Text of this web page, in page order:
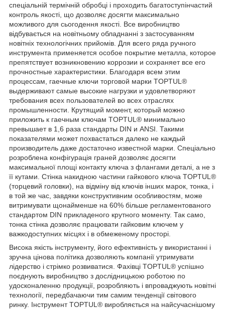
спеціальній термічній обробці і проходить багатоступінчастий
контроль якості, що дозволяє досягти максимально
можливого для сьогодення якості. Все виробництво
відбувається на новітньому обладнанні з застосуванням
новітніх технологічних прийомів. Для всего ряда ручного
инструмента применяется особое покрытие металла, которое
препятствует возникновению коррозии и сохраняет все его
прочностные характеристики. Благодаря всем этим
процессам, гаечные ключи торговой марки TOPTUL®
выдерживают самые высокие нагрузки и удовлетворяют
требования всех пользователей во всех отраслях
промышленности. Крутящий момент, который можно
приложить к гаечным ключам TOPTUL® минимально
превышает в 1,6 раза стандарты DIN и ANSI. Такими
показателями может похвастаться далеко не каждый
производитель даже достаточно известной марки. Спеціально
розроблена конфігурація граней дозволяє досягти
максимальної площі контакту ключа з флангами деталі, а не з
її кутами. Стінка накидною частини гайкового ключа TOPTUL®
(торцевий головки), на відміну від ключів інших марок, тонка, і
в той же час, завдяки конструктивним особливостям, може
витримувати щонайменше на 60% більше регламентованого
стандартом DIN прикладеного крутного моменту. Так само,
тонка стінка дозволяє працювати гайковим ключем у
важкодоступних місцях і в обмеженому просторі.
Висока якість інструменту, його ефективність у використанні і
зручна цінова політика дозволяють компанії утримувати
лідерство і стрімко розвиватися. Фахівці TOPTUL® успішно
поєднують виробництво з дослідницькою роботою по
удосконаленню продукції, розробляють і впроваджують новітні
технології, передбачаючи тим самим тенденції світового
ринку. Інструмент TOPTUL® виробляється на найсучаснішому